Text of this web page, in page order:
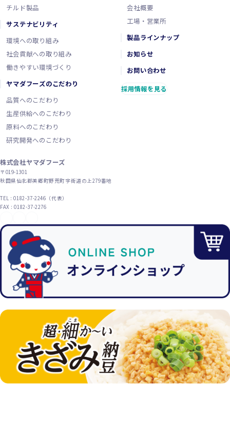
チルド製品
サステナビリティ
環境への取り組み
社会貢献への取り組み
働きやすい環境づくり
ヤマダフーズのこだわり
品質へのこだわり
生産供給へのこだわり
原料へのこだわり
研究開発へのこだわり
会社概要
工場・営業所
製品ラインナップ
お知らせ
お問い合わせ
採用情報を見る
株式会社ヤマダフーズ
〒019-1301
秋田県仙北郡美郷町野荒町字街道の上279番地
TEL : 0182-37-2246（代表）
FAX : 0182-37-2276